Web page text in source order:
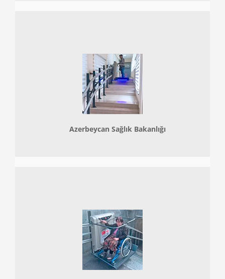
Azerbeycan Sağlık Bakanlığı